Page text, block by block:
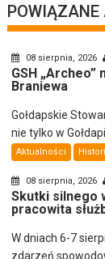
POWIĄZANE
08 sierpnia, 2026
GSH
Braniewa
Gołdapskie
nie tylko w
Aktualności
08 sierpnia, 2026
Skutki silnego
pracowita
W dniach 6-7
zdarzeń